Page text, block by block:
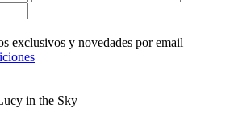
exclusivos y novedades por email